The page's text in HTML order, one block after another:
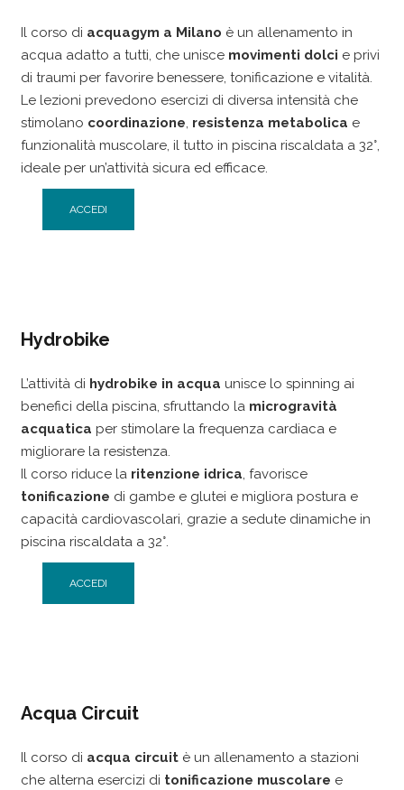
Il corso di acquagym a Milano è un allenamento in
acqua adatto a tutti, che unisce movimenti dolci e privi
di traumi per favorire benessere, tonificazione e vitalità.
Le lezioni prevedono esercizi di diversa intensità che
stimolano coordinazione resistenza metabolica e
funzionalità muscolare, il tutto in piscina riscaldata a 32°,
ideale per un’attività sicura ed efficace.
ACCEDI
Hydrobike
L’attività di hydrobike in acqua unisce lo spinning ai
benefici della piscina, sfruttando la microgravità
acquatica per stimolare la frequenza cardiaca e
migliorare la resistenza.
Il corso riduce la ritenzione idrica , favorisce
tonificazione di gambe e glutei e migliora postura e
capacità cardiovascolari, grazie a sedute dinamiche in
piscina riscaldata a 32°.
ACCEDI
Acqua Circuit
Il corso di acqua circuitè un allenamento a stazioni
che alterna esercizi di tonificazione muscolare e